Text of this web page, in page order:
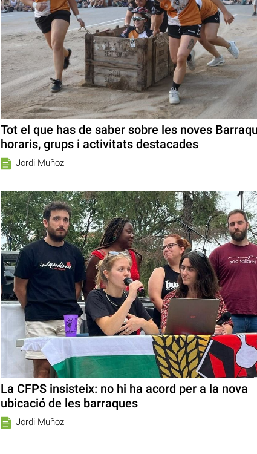
Tot el que has de saber sobre les noves
horaris, grups i activitats destacades
Jordi Muñoz
La CFPS insisteix: no hi ha acord per a la nova
ubicació de les barraques
Jordi Muñoz